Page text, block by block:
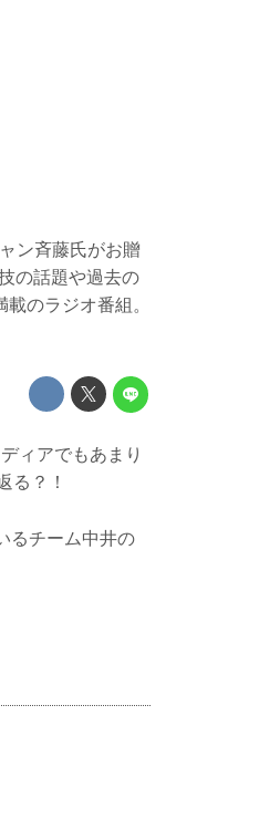
ン斉藤氏がお贈
の話題や過去の
のラジオ番組。
ィアでもあまり
る？！
るチーム中井の